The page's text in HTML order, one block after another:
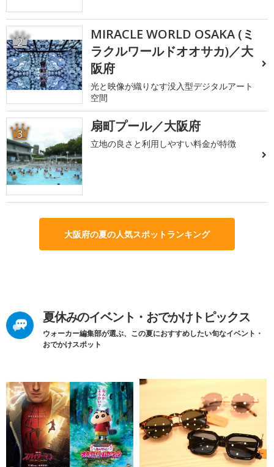
2
MIRACLE WORLD OSAKA (ミ
ラクルワールドオオサカ)／大
阪府
光と映像が織りなす没入型デジタルアート
空間
3 扇町プール／大阪府
立地の良さと利用しやすい料金が特徴
大阪府の夏の人気スポットランキング
夏休みのイベント・おでかけトピックス
ウォーカー編集部が選ぶ、この夏におすすめしたい旬なイベント・
おでかけスポット